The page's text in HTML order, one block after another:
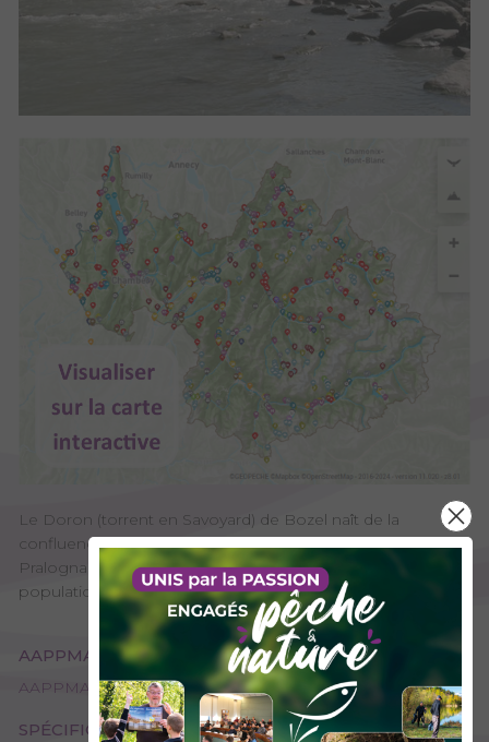
Le Doron (torrent en Savoyard) de Bozel naît de la
confluence entre les Dorons de Champagny et de
Pralognan. Ses eaux froides et rapides abritent une
population de truites fario qui se reproduit naturellement.
AAPPMA GESTIONNAIRE
AAPPMA de Moutiers - La Gaule Tarine
SPÉCIFICITÉS